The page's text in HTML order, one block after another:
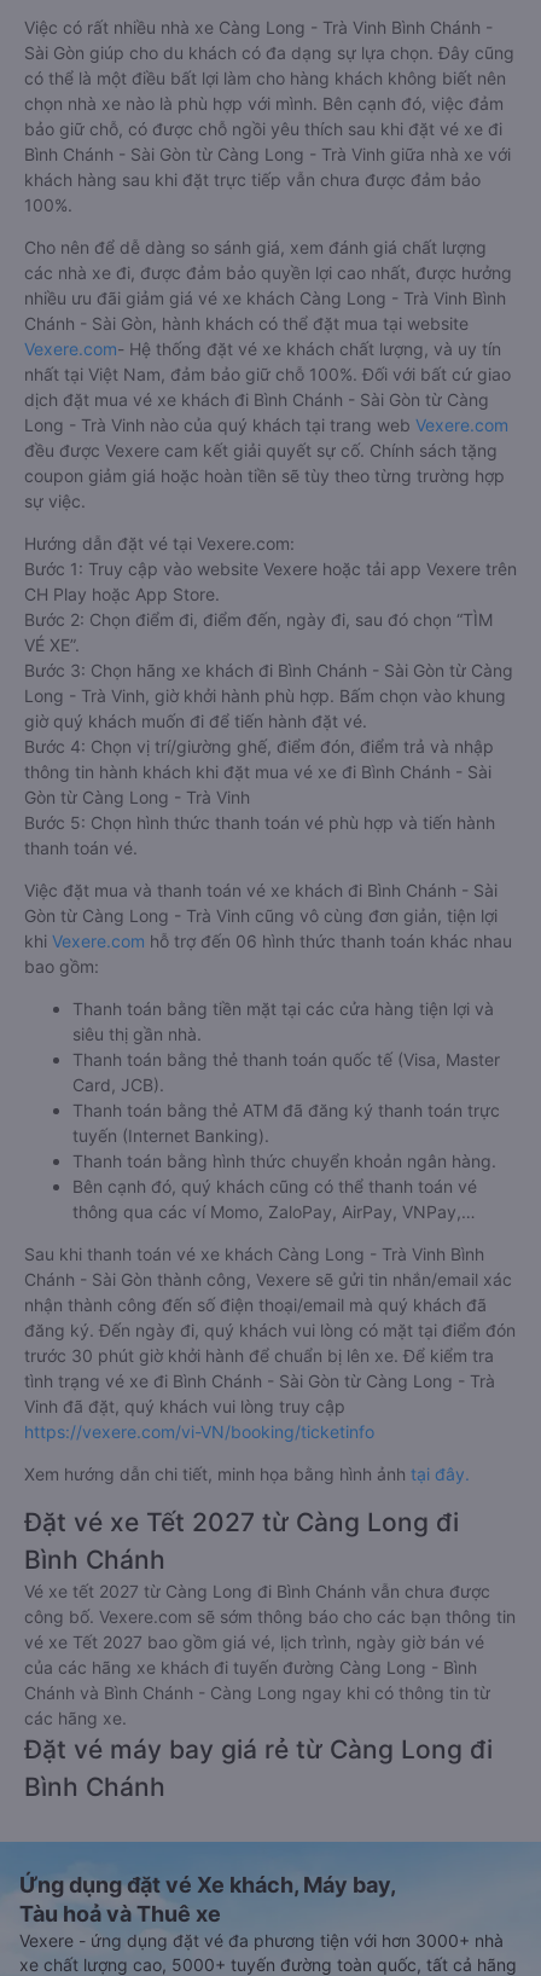
Việc có rất nhiều nhà xe Càng Long - Trà Vinh Bình Chánh -
Sài Gòn giúp cho du khách có đa dạng sự lựa chọn. Đây cũng
có thể là một điều bất lợi làm cho hàng khách không biết nên
chọn nhà xe nào là phù hợp với mình. Bên cạnh đó, việc đảm
bảo giữ chỗ, có được chỗ ngồi yêu thích sau khi đặt vé xe đi
Bình Chánh - Sài Gòn từ Càng Long - Trà Vinh giữa nhà xe với
khách hàng sau khi đặt trực tiếp vẫn chưa được đảm bảo
100%.
Cho nên để dễ dàng so sánh giá, xem đánh giá chất lượng
các nhà xe đi, được đảm bảo quyền lợi cao nhất, được hưởng
nhiều ưu đãi giảm giá vé xe khách Càng Long - Trà Vinh Bình
Chánh - Sài Gòn, hành khách có thể đặt mua tại website
Vexere.com- Hệ thống đặt vé xe khách chất lượng, và uy tín
nhất tại Việt Nam, đảm bảo giữ chỗ 100%. Đối với bất cứ giao
dịch đặt mua vé xe khách đi Bình Chánh - Sài Gòn từ Càng
Long - Trà Vinh nào của quý khách tại trang web Vexere.com
đều được Vexere cam kết giải quyết sự cố. Chính sách tặng
coupon giảm giá hoặc hoàn tiền sẽ tùy theo từng trường hợp
sự việc.
Hướng dẫn đặt vé tại Vexere.com:
Bước 1: Truy cập vào website Vexere hoặc tải app Vexere trên
CH Play hoặc App Store.
Bước 2: Chọn điểm đi, điểm đến, ngày đi, sau đó chọn “TÌM
VÉ XE”.
Bước 3: Chọn hãng xe khách đi Bình Chánh - Sài Gòn từ Càng
Long - Trà Vinh, giờ khởi hành phù hợp. Bấm chọn vào khung
giờ quý khách muốn đi để tiến hành đặt vé.
Bước 4: Chọn vị trí/giường ghế, điểm đón, điểm trả và nhập
thông tin hành khách khi đặt mua vé xe đi Bình Chánh - Sài
Gòn từ Càng Long - Trà Vinh
Bước 5: Chọn hình thức thanh toán vé phù hợp và tiến hành
thanh toán vé.
Việc đặt mua và thanh toán vé xe khách đi Bình Chánh - Sài
Gòn từ Càng Long - Trà Vinh cũng vô cùng đơn giản, tiện lợi
khi Vexere.com hỗ trợ đến 06 hình thức thanh toán khác nhau
bao gồm:
Thanh toán bằng tiền mặt tại các cửa hàng tiện lợi và
siêu thị gần nhà.
Thanh toán bằng thẻ thanh toán quốc tế (Visa, Master
Card, JCB).
Thanh toán bằng thẻ ATM đã đăng ký thanh toán trực
tuyến (Internet Banking).
Thanh toán bằng hình thức chuyển khoản ngân hàng.
Bên cạnh đó, quý khách cũng có thể thanh toán vé
thông qua các ví Momo, ZaloPay, AirPay, VNPay,…
Sau khi thanh toán vé xe khách Càng Long - Trà Vinh Bình
Chánh - Sài Gòn thành công, Vexere sẽ gửi tin nhắn/email xác
nhận thành công đến số điện thoại/email mà quý khách đã
đăng ký. Đến ngày đi, quý khách vui lòng có mặt tại điểm đón
trước 30 phút giờ khởi hành để chuẩn bị lên xe. Để kiểm tra
tình trạng vé xe đi Bình Chánh - Sài Gòn từ Càng Long - Trà
Vinh đã đặt, quý khách vui lòng truy cập
https://vexere.com/vi-VN/booking/ticketinfo
Xem hướng dẫn chi tiết, minh họa bằng hình ảnh tại đây.
Đặt vé xe Tết 2027 từ Càng Long đi
Bình Chánh
Vé xe tết 2027 từ Càng Long đi Bình Chánh vẫn chưa được
công bố. Vexere.com sẽ sớm thông báo cho các bạn thông tin
vé xe Tết 2027 bao gồm giá vé, lịch trình, ngày giờ bán vé
của các hãng xe khách đi tuyến đường Càng Long - Bình
Chánh và Bình Chánh - Càng Long ngay khi có thông tin từ
các hãng xe.
Đặt vé máy bay giá rẻ từ Càng Long đi
Bình Chánh
Ứng dụng đặt vé Xe khách, Máy bay,
Tàu hoả và Thuê xe
Vexere - ứng dụng đặt vé đa phương tiện với hơn 3000+ nhà
xe chất lượng cao, 5000+ tuyến đường toàn quốc, tất cả hãng